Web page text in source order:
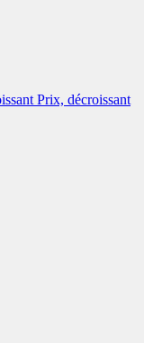
Prix, décroissant